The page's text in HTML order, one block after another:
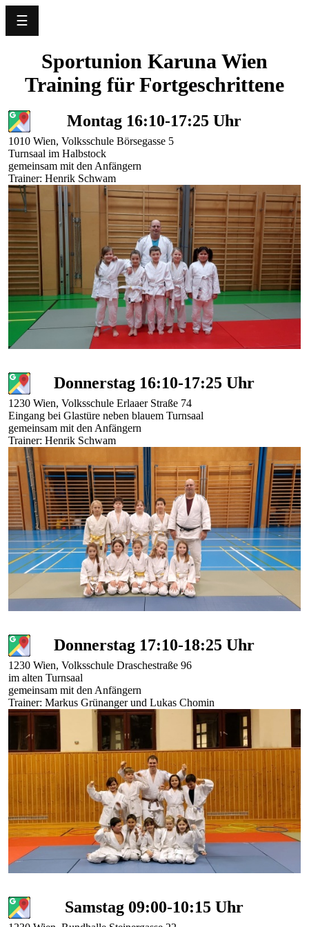
Language
Home
Nyheter
Vår
förening
Träningsplan
Evenemang
Framgångar
internationell
judoturnering
2026
☰
Sportunion Karuna Wien
Training für Fortgeschrittene
Montag 16:10-17:25 Uhr
1010 Wien, Volksschule Börsegasse 5
Turnsaal im Halbstock
gemeinsam mit den Anfängern
Trainer: Henrik Schwam
Donnerstag 16:10-17:25 Uhr
1230 Wien, Volksschule Erlaaer Straße 74
Eingang bei Glastüre neben blauem Turnsaal
gemeinsam mit den Anfängern
Trainer: Henrik Schwam
Donnerstag 17:10-18:25 Uhr
1230 Wien, Volksschule Draschestraße 96
im alten Turnsaal
gemeinsam mit den Anfängern
Trainer: Markus Grünanger und Lukas Chomin
Samstag 09:00-10:15 Uhr